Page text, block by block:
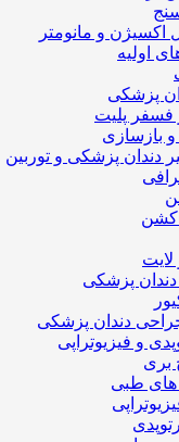
اکسیژن و مانومتر
اولیه
پزشکی
فسفر پلیت
و بازسازی
دندان پزشکی و توربین
دندان پزشکی
جراحی دندان پزشکی
و فیزیوتراپی
بری
طبی